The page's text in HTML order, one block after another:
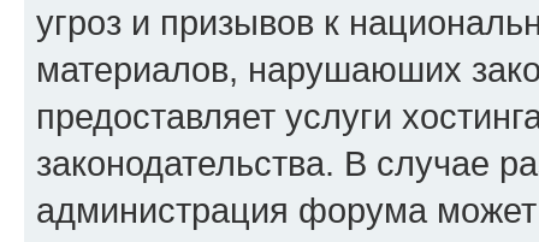
угроз и призывов к
материалов, нарушаюших
предоставляет услуги
законодательства. В случае
администрация форума